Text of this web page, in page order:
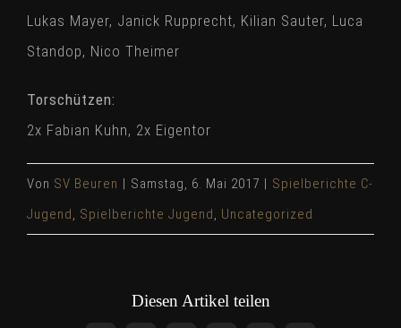
Lukas Mayer, Janick Rupprecht, Kilian Sauter, Luca
Standop, Nico Theimer
Torschützen:
2x Fabian Kuhn, 2x Eigentor
Von SV Beuren | Samstag, 6. Mai 2017 | Spielberichte C-
Jugend, Spielberichte Jugend, Uncategorized
Diesen Artikel teilen